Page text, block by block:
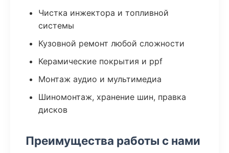
Чистка инжектора и топливной
системы
Кузовной ремонт любой сложности
Керамические покрытия и ppf
Монтаж аудио и мультимедиа
Шиномонтаж, хранение шин, правка
дисков
Преимущества работы с нами